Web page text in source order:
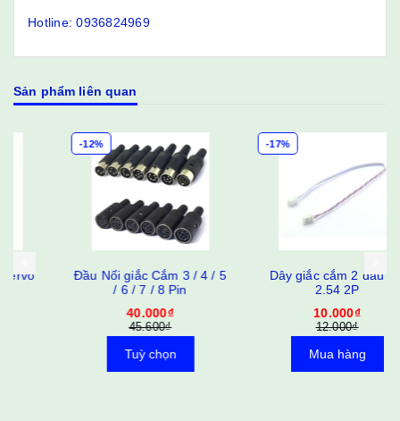
Hotline: 0936824969
Sản phẩm liên quan
Đầu Nối giắc Cắm 3 / 4 / 5
/ 6 / 7 / 8 Pin
40.000₫
45.600₫
Tuỳ chọn
Dây giắc cắm 2 đầu XH
10.000₫
Mua hàng